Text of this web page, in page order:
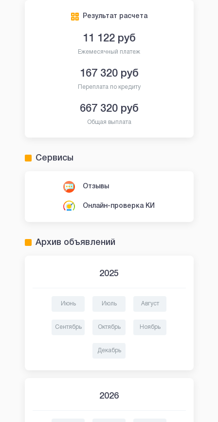
Результат расчета
11 122руб
Ежемесячный платеж
167 320руб
Переплата по кредиту
667 320руб
Общая выплата
Сервисы
Отзывы
Онлайн-проверка КИ
Архив объявлений
2025
Июнь Июль Август
Сентябрь Октябрь Ноябрь
Декабрь
2026